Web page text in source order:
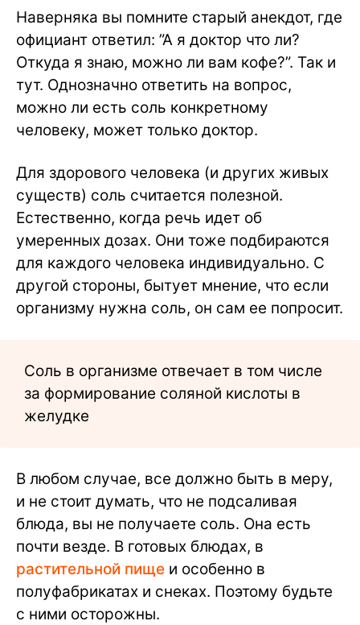
Наверняка вы помните старый анекдот, где
официант ответил: ”А я доктор что ли?
Откуда я знаю, можно ли вам кофе?”. Так и
тут. Однозначно ответить на вопрос,
можно ли есть соль конкретному
человеку, может только доктор.
Для здорового человека (и других живых
существ) соль считается полезной.
Естественно, когда речь идет об
умеренных дозах. Они тоже подбираются
для каждого человека индивидуально. С
другой стороны, бытует мнение, что если
организму нужна соль, он сам ее попросит.
Соль в организме отвечает в том числе
за формирование соляной кислоты в
желудке
В любом случае, все должно быть в меру,
и не стоит думать, что не подсаливая
блюда, вы не получаете соль. Она есть
почти везде. В готовых блюдах, в
растительной пище и особенно в
полуфабрикатах и снеках. Поэтому будьте
с ними осторожны.